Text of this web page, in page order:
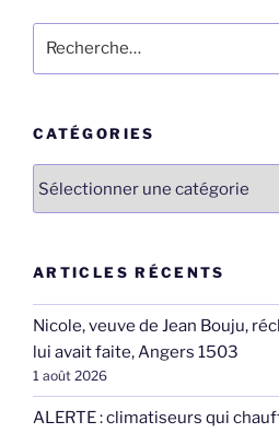
pour
CATÉGORIES
ARTICLES RÉCENTS
Nicole, veuve de Jean Bouju,
lui avait faite, Angers 1503
1 août 2026
ALERTE : climatiseurs qui